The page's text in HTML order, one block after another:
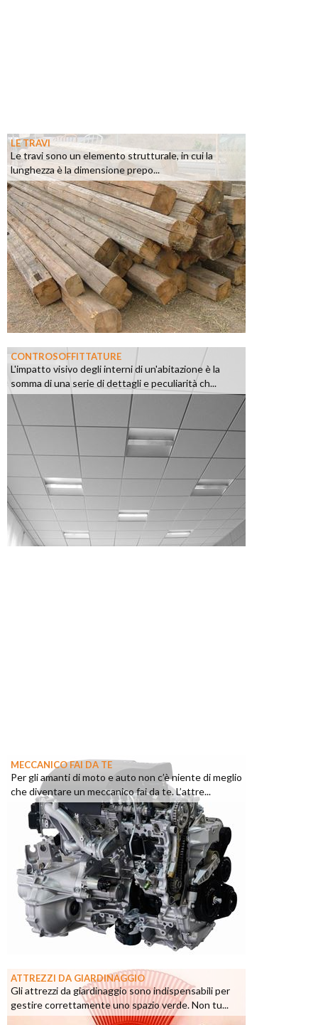
LE TRAVI
Le travi sono un elemento strutturale, in cui la
lunghezza è la dimensione prepo...
CONTROSOFFITTATURE
L'impatto visivo degli interni di un'abitazione è la
somma di una serie di dettagli e peculiarità ch...
MECCANICO FAI DA TE
Per gli amanti di moto e auto non c’è niente di meglio
che diventare un meccanico fai da te. L’attre...
ATTREZZI DA GIARDINAGGIO
Gli attrezzi da giardinaggio sono indispensabili per
gestire correttamente uno spazio verde. Non tu...